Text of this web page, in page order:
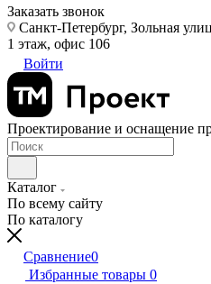
Заказать звонок
Санкт-Петербург, Зольная
1 этаж, офис 106
Войти
Проектирование и оснащение
Каталог
По всему сайту
По каталогу
Сравнение0
Избранные товары 0